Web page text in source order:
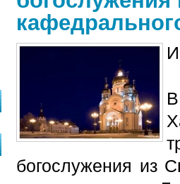
богослужения из